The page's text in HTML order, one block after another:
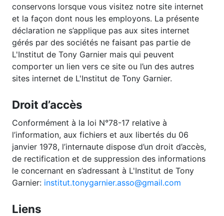
conservons lorsque vous visitez notre site internet
et la façon dont nous les employons. La présente
déclaration ne s’applique pas aux sites internet
gérés par des sociétés ne faisant pas partie de
L'Institut de Tony Garnier mais qui peuvent
comporter un lien vers ce site ou l’un des autres
sites internet de L'Institut de Tony Garnier.
Droit d’accès
Conformément à la loi N°78-17 relative à
l’information, aux fichiers et aux libertés du 06
janvier 1978, l’internaute dispose d’un droit d’accès,
de rectification et de suppression des informations
le concernant en s’adressant à L'Institut de Tony
Garnier: institut.tonygarnier.asso@gmail.com
Liens